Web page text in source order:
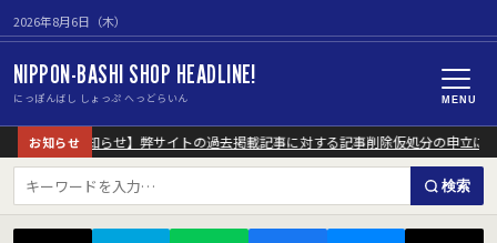
2026年8月6日（木）
NIPPON-BASHI SHOP HEADLINE!
にっぽんばし しょっぷ へっどらいん MENU
お知らせ
【重要なお知らせ】弊サイトの過去掲載記事に対する記事削除仮処分の申立につ
検索